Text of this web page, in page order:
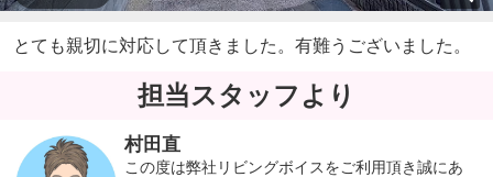
とても親切に対応して頂きました。有難うございました。
担当スタッフより
村田直
この度は弊社リビングボイスをご利用頂き誠にあ